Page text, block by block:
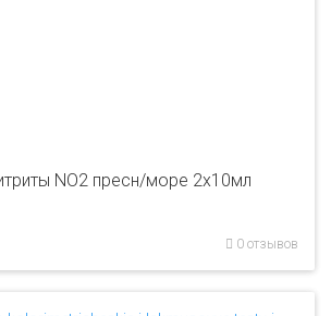
NO2 пресн/море 2х10мл
0 отзывов